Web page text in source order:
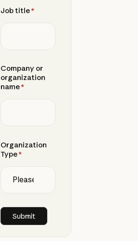
Job title*
Company or
organization
name*
Organization
Type*